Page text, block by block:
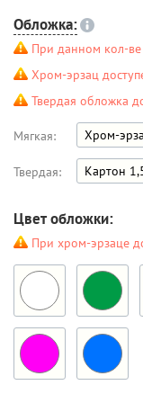
Обложка:
При данном кол-ве
Хром-эрзац
Твердая обложка
Мягкая: Хром-
Твердая: Картон
Цвет обложки:
При хром-эрзаце